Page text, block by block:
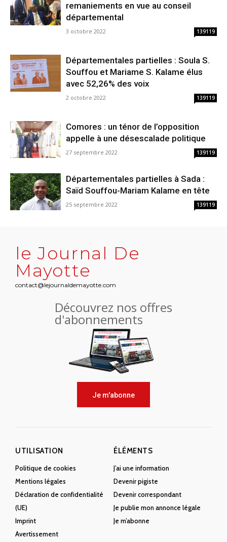
remaniements en vue au conseil
départemental
3 octobre 2022 139119
Départementales partielles : Soula S.
Souffou et Mariame S. Kalame élus
avec 52,26% des voix
2 octobre 2022 139119
Comores : un ténor de l’opposition
appelle à une désescalade politique
27 septembre 2022 139119
Départementales partielles à Sada :
Saïd Souffou-Mariam Kalame en tête
25 septembre 2022 139119
le Journal De
Mayotte
contact@lejournaldemayotte.com
Découvrez nos offres
d'abonnements
Je m'abonne
UTILISATION
Politique de cookies
Mentions légales
Déclaration de confidentialité
(UE)
Imprint
Avertissement
ÉLÉMENTS
J’ai une information
Devenir pigiste
Devenir correspondant
Je publie mon annonce légale
Je m’abonne